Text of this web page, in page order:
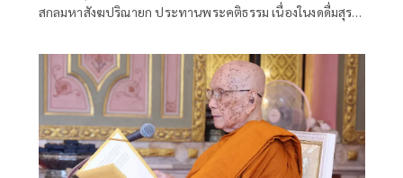
สกลมหาสังฆปริณายก ประทานพระคติธรรม เนื่องในงดดื่มสุรา
เมรยมชฺชปมาทฏฺฐาน แปลว่า สุรา เมรัย และของเมาอื่นๆ อัน
เป็นที่ตั้งแห่งความประมาท ทั้งนี้ “ความประมาท” นับเป็น
ภยันตรายร้ายกาจที่สุดต่อการอบรมบ่มเพาะสติ